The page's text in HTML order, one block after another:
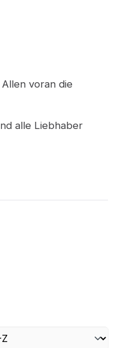
voran die
alle Liebhaber